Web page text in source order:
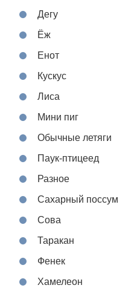
Дегу
Ёж
Енот
Кускус
Лиса
Мини пиг
Обычные летяги
Паук-птицеед
Разное
Сахарный поссум
Сова
Таракан
Фенек
Хамелеон